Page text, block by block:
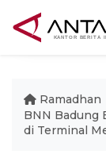
Ramadhan
BNN Badung
di Terminal